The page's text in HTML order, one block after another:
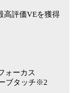
高評価VEを獲得
ォーカス
ブタッチ※2